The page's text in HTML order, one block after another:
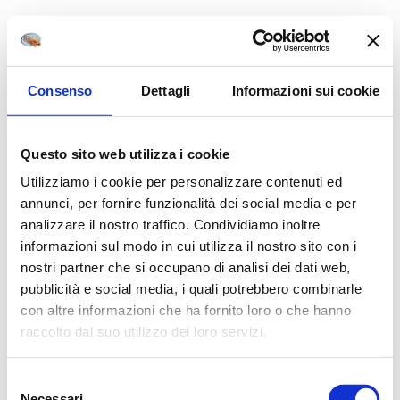
Consenso Dettagli Informazioni sui cookie
Questo sito web utilizza i cookie
Utilizziamo i cookie per personalizzare contenuti ed
annunci, per fornire funzionalità dei social media e per
analizzare il nostro traffico. Condividiamo inoltre
informazioni sul modo in cui utilizza il nostro sito con i
nostri partner che si occupano di analisi dei dati web,
pubblicità e social media, i quali potrebbero combinarle
con altre informazioni che ha fornito loro o che hanno
raccolto dal suo utilizzo dei loro servizi.